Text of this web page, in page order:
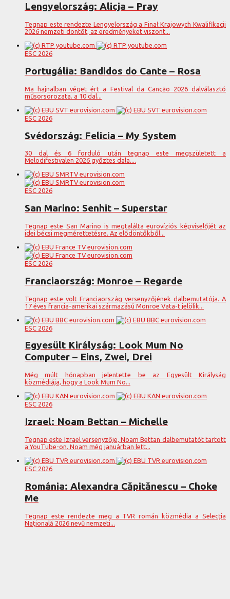
Lengyelország: Alicja – Pray
Tegnap este rendezte Lengyelország a Finał Krajowych Kwalifikacji
2026 nemzeti döntőt, az eredményeket viszont...
ESC 2026
Portugália: Bandidos do Cante – Rosa
Ma hajnalban véget ért a Festival da Canção 2026 dalválasztó
műsorsorozata. a 10 dal...
ESC 2026
Svédország: Felicia – My System
30 dal és 6 forduló után tegnap este megszületett a
Melodifestivalen 2026 győztes dala....
ESC 2026
San Marino: Senhit – Superstar
Tegnap este San Marino is megtalálta eurovíziós képviselőjét az
idei bécsi megmérettetésre. Az elődöntőkből...
ESC 2026
Franciaország: Monroe – Regarde
Tegnap este volt Franciaország versenyzőjének dalbemutatója. A
17 éves francia-amerikai származású Monroe Vata-t jelölik...
ESC 2026
Egyesült Királyság: Look Mum No
Computer – Eins, Zwei, Drei
Még múlt hónapban jelentette be az Egyesült Királyság
közmédiája, hogy a Look Mum No...
ESC 2026
Izrael: Noam Bettan – Michelle
Tegnap este Izrael versenyzője, Noam Bettan dalbemutatót tartott
a YouTube-on. Noam még januárban lett...
ESC 2026
Románia: Alexandra Căpitănescu – Choke
Me
Tegnap este rendezte meg a TVR román közmédia a Selecția
Națională 2026 nevű nemzeti...